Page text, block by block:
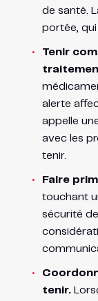
de santé.
portée, qui
Tenir
alerte
appelle
avec les
tenir.
Faire
touchant
sécurité
tenir.